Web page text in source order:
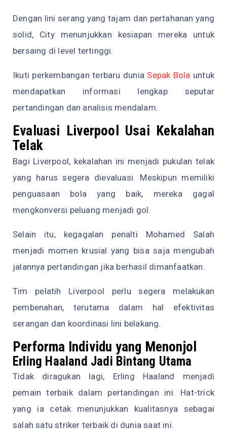
Dengan lini serang yang tajam dan pertahanan yang
solid, City menunjukkan kesiapan mereka untuk
bersaing di level tertinggi.
Ikuti perkembangan terbaru dunia Sepak Bola untuk
mendapatkan informasi lengkap seputar
pertandingan dan analisis mendalam.
Evaluasi Liverpool Usai Kekalahan
Telak
Bagi Liverpool, kekalahan ini menjadi pukulan telak
yang harus segera dievaluasi. Meskipun memiliki
penguasaan bola yang baik, mereka gagal
mengkonversi peluang menjadi gol.
Selain itu, kegagalan penalti Mohamed Salah
menjadi momen krusial yang bisa saja mengubah
jalannya pertandingan jika berhasil dimanfaatkan.
Tim pelatih Liverpool perlu segera melakukan
pembenahan, terutama dalam hal efektivitas
serangan dan koordinasi lini belakang.
Performa Individu yang Menonjol
Erling Haaland Jadi Bintang Utama
Tidak diragukan lagi, Erling Haaland menjadi
pemain terbaik dalam pertandingan ini. Hat-trick
yang ia cetak menunjukkan kualitasnya sebagai
salah satu striker terbaik di dunia saat ini.